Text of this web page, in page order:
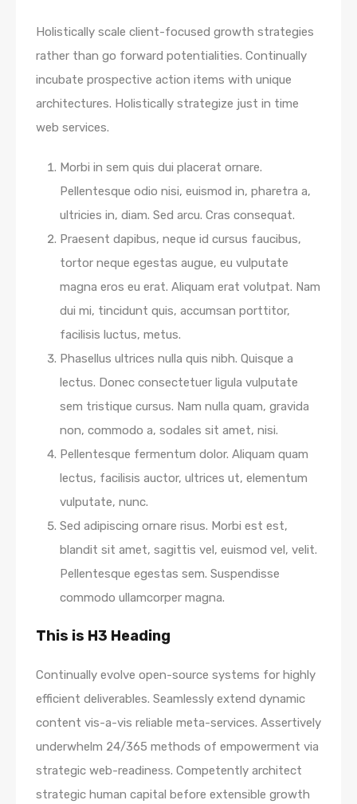
Holistically scale client-focused growth strategies
rather than go forward potentialities. Continually
incubate prospective action items with unique
architectures. Holistically strategize just in time
web services.
Morbi in sem quis dui placerat ornare.
Pellentesque odio nisi, euismod in, pharetra a,
ultricies in, diam. Sed arcu. Cras consequat.
Praesent dapibus, neque id cursus faucibus,
tortor neque egestas augue, eu vulputate
magna eros eu erat. Aliquam erat volutpat. Nam
dui mi, tincidunt quis, accumsan porttitor,
facilisis luctus, metus.
Phasellus ultrices nulla quis nibh. Quisque a
lectus. Donec consectetuer ligula vulputate
sem tristique cursus. Nam nulla quam, gravida
non, commodo a, sodales sit amet, nisi.
Pellentesque fermentum dolor. Aliquam quam
lectus, facilisis auctor, ultrices ut, elementum
vulputate, nunc.
Sed adipiscing ornare risus. Morbi est est,
blandit sit amet, sagittis vel, euismod vel, velit.
Pellentesque egestas sem. Suspendisse
commodo ullamcorper magna.
This is H3 Heading
Continually evolve open-source systems for highly
efficient deliverables. Seamlessly extend dynamic
content vis-a-vis reliable meta-services. Assertively
underwhelm 24/365 methods of empowerment via
strategic web-readiness. Competently architect
strategic human capital before extensible growth